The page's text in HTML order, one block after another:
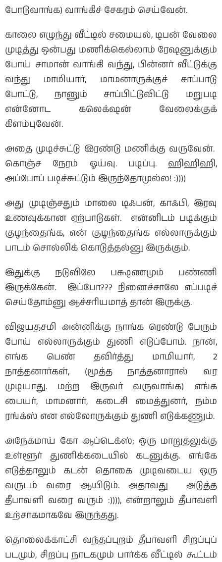
போடுவாங்க) வாங்கிச் சேகரம் செய்வேன்.
காலை எழுந்து வீட்டில் சமையல், டிபன் வேலை
முடித்து ஒன்பது மணிக்கெல்லாம் ரேஷனுக்கும்
போய் சாமான் வாங்கி வந்து, பின்னர் வீட்டுக்கு
வந்து மாமியார், மாமனாருக்குச் சாப்பாடு
போட்டு, நானும் சாப்பிட்டுவிட்டு மறுபடி
என்னோட கலெக்‌ஷன் வேலைக்குக்
கிளம்புவேன்.
அதை முடிச்சுட்டு இரண்டு மணிக்கு வருவேன்.
கொஞ்ச நேரம் ஓய்வு. படிப்பு. ஹிஹிஹி,
அப்போப் படிச்சுட்டும் இருந்தோமுல்ல! :))))
அது முடிஞ்சதும் மாலை டிஃபன், காஃபி, இரவு
உணவுக்கான ஏற்பாடுகள். என்னிடம் படிக்கும்
குழந்தைங்க, என் குழந்தைங்க எல்லாருக்கும்
பாடம் சொல்லிக் கொடுத்தல்னு இருக்கும்.
இதுக்கு நடுவிலே பக்ஷணமும் பண்ணி
இருக்கேன். இப்போ??? நினைச்சாலே எப்படிச்
செய்தோம்னு ஆச்சரியமாத் தான் இருக்கு.
விஜயதசமி அன்னிக்கு நாங்க ரெண்டு பேரும்
போய் எல்லாருக்கும் துணி எடுப்போம். நான்,
எங்க பெண் தவிர்த்து மாமியார், 2
நாத்தனார்கள், (மூத்த நாத்தனாரால் வர
முடியாது. மற்ற இருவர் வருவாங்க) எங்க
பையர், மாமனார், கடைசி மைத்துனர், நம்ம
ரங்க்ஸ் என எல்லோருக்கும் துணி எடுக்கணும்.
அநேகமாய் கோ ஆப்டெக்ஸ்; ஒரு மாறுதலுக்கு
உள்ளூர் துணிக்கடையில் கடனுக்கு. எங்கே
எடுத்தாலும் கடன் தொகை முடிவடைய ஒரு
வருடம் வரை ஆயிடும். அதாவது அடுத்த
தீபாவளி வரை வரும் :)))), என்றாலும் தீபாவளி
உற்சாகமாகவே இருந்தது.
தொலைக்காட்சி வந்தப்புறம் தீபாவளி சிறப்புப்
படமும், சிறப்பு நாடகமும் பார்க்க வீட்டில் கூட்டம்